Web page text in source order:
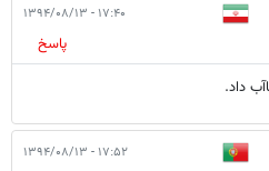
۱۷:۴۰ - ۱۳۹۴/۰۸/۱۳
پاسخ
داد.
۱۷:۵۲ - ۱۳۹۴/۰۸/۱۳